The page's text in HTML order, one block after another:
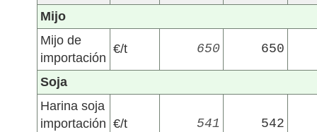
Mijo
Mijo de
importación
€/t 650 650
Soja
Harina soja
importación €/t 541 542